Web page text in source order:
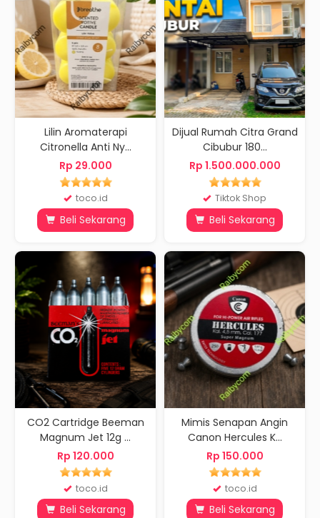
Lilin Aromaterapi
Citronella Anti Ny...
Rp 29.000
toco.id
Beli Sekarang
Dijual Rumah Citra Grand
Cibubur 180...
Rp 1.500.000.000
Tiktok Shop
Beli Sekarang
CO2 Cartridge Beeman
Magnum Jet 12g ...
Rp 120.000
toco.id
Beli Sekarang
Mimis Senapan Angin
Canon Hercules K...
Rp 150.000
toco.id
Beli Sekarang